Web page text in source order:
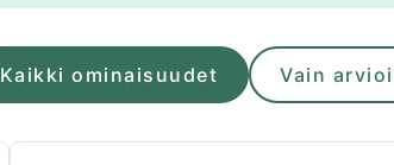
Kaikki ominaisuudet Vain